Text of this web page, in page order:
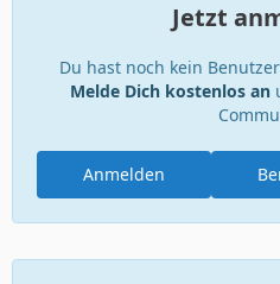
Jetzt
Du hast noch kein
Melde Dich kostenlos an
Anmelden